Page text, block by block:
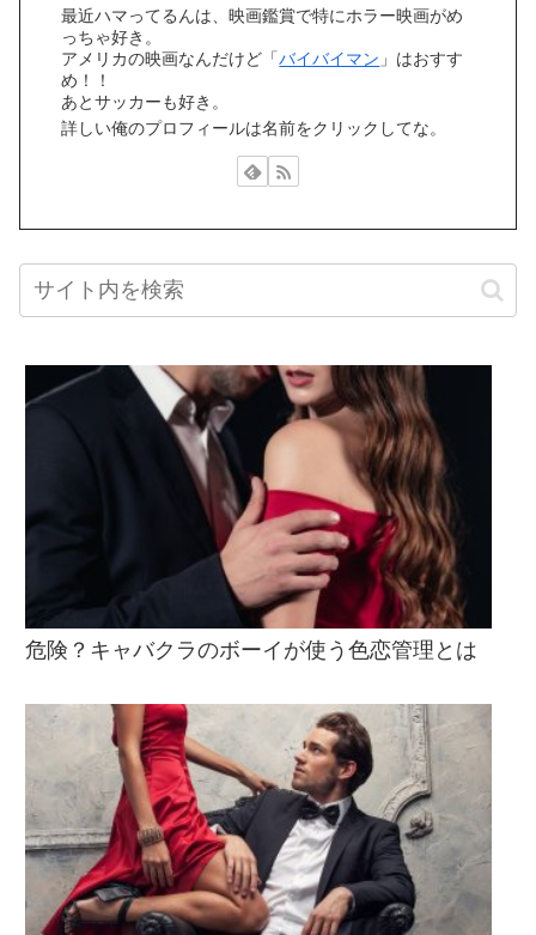
最近ハマってるんは、映画鑑賞で特にホラー映画がめ
っちゃ好き。
アメリカの映画なんだけど「バイバイマン 」はおすす
め！！
あとサッカーも好き。
詳しい俺のプロフィールは名前をクリックしてな。
危険？キャバクラのボーイが使う色恋管理とは